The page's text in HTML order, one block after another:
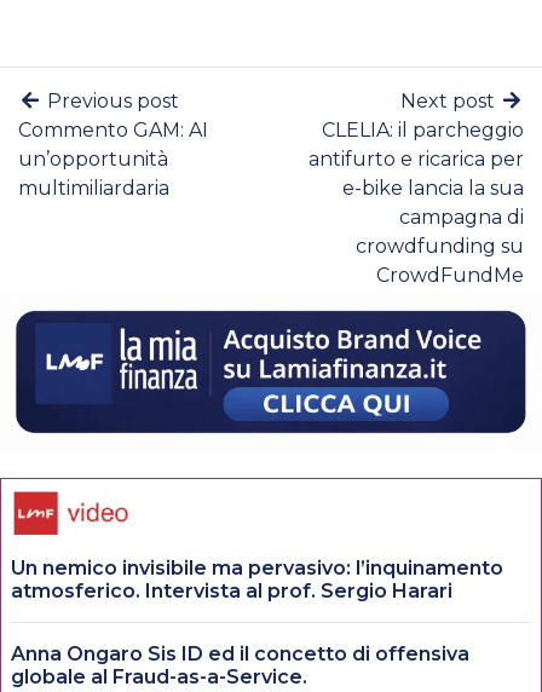
Previous post
Commento GAM: AI
un’opportunità
multimiliardaria
Next post
CLELIA: il parcheggio
antifurto e ricarica per
e-bike lancia la sua
campagna di
crowdfunding su
CrowdFundMe
Un nemico invisibile ma pervasivo: l’inquinamento
atmosferico. Intervista al prof. Sergio Harari
Anna Ongaro Sis ID ed il concetto di offensiva
globale al Fraud-as-a-Service.